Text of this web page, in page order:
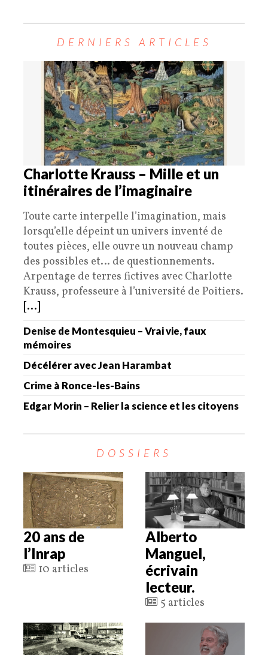
DERNIERS ARTICLES
Charlotte Krauss – Mille et un
itinéraires de l’imaginaire
Toute carte interpelle l’imagination, mais
lorsqu’elle dépeint un univers inventé de
toutes pièces, elle ouvre un nouveau champ
des possibles et… de questionnements.
Arpentage de terres fictives avec Charlotte
Krauss, professeure à l’université de Poitiers.
[...]
Denise de Montesquieu – Vrai vie, faux
mémoires
Décélérer avec Jean Harambat
Crime à Ronce-les-Bains
Edgar Morin – Relier la science et les citoyens
DOSSIERS
20 ans de
l’Inrap
10 articles
Alberto
Manguel,
écrivain
lecteur.
5 articles